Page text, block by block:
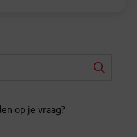
op je vraag?